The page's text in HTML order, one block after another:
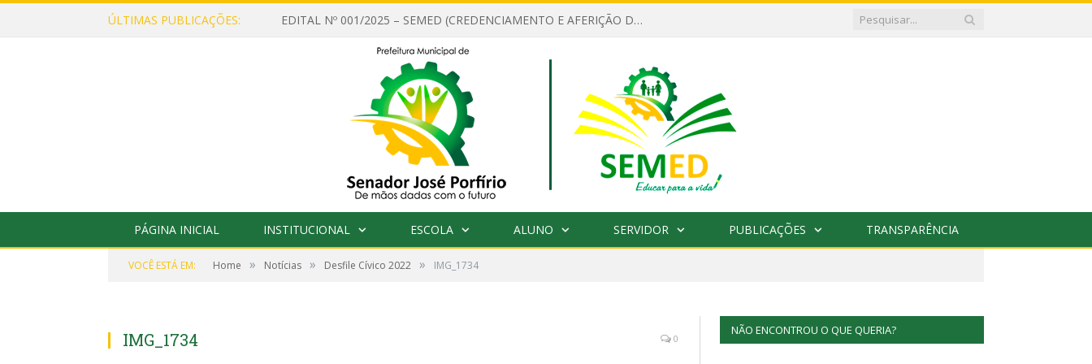
ÚLTIMAS PUBLICAÇÕES: EDITAL Nº 001/2025 – SEMED (CREDENCIAMENTO E AFERIÇÃO DE CRITÉRIOS TÉCNICOS DE MÉRITO E DESEMPENHO PARA PROVIMENTO DO CARGO OU FUNÇÃO DE GESTOR ESCOLAR DAS UNIDADES DE ENSINO DA REDE MUNICIPAL DE SENADOR JO)
PÁGINA INICIAL INSTITUCIONAL ESCOLA ALUNO SERVIDOR PUBLICAÇÕES TRANSPARÊNCIA
VOCÊ ESTÁ EM: Home » Notícias » Desfile Cívico 2022 » IMG_1734
IMG_1734 0
NÃO ENCONTROU O QUE QUERIA?